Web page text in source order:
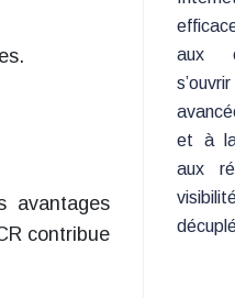
avantages
contribue
aux
et à la
aux